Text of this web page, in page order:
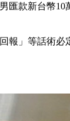
匯款新台幣10
報」等話術必